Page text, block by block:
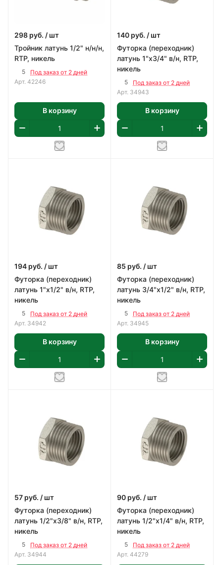
298 руб. / шт
Тройник латунь 1/2" н/н/н,
RTP, никель
5
Под заказ от 2 дней
Арт. 42246
В корзину
140 руб. / шт
Футорка (переходник)
латунь 1"х3/4" в/н, RTP,
никель
5
Под заказ от 2 дней
Арт. 34943
В корзину
194 руб. / шт
Футорка (переходник)
латунь 1"х1/2" в/н, RTP,
никель
5
Под заказ от 2 дней
Арт. 34942
В корзину
85 руб. / шт
Футорка (переходник)
латунь 3/4"х1/2" в/н, RTP,
никель
5
Под заказ от 2 дней
Арт. 34945
В корзину
57 руб. / шт
Футорка (переходник)
латунь 1/2"х3/8" в/н, RTP,
никель
5
Под заказ от 2 дней
Арт. 34944
90 руб. / шт
Футорка (переходник)
латунь 1/2"х1/4" в/н, RTP,
никель
5
Под заказ от 2 дней
Арт. 44279